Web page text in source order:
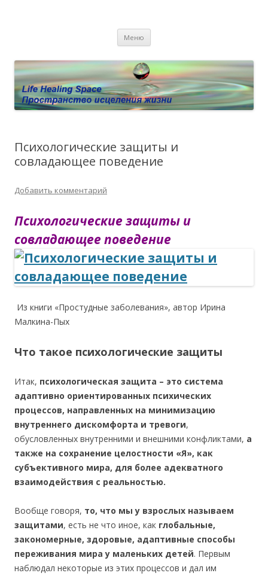
Личный сайт Елены Барымовой
исцелении воспоминанием и ренкарнационике. Услуги.
Меню
Психологические защиты и
совладающее поведение
Добавить комментарий
Психологические защиты и
совладающее поведение
Из книги «Простудные заболевания», автор Ирина
Малкина-Пых
Что такое психологические защиты
Итак, психологическая защита – это система
адаптивно ориентированных психических
процессов, направленных на минимизацию
внутреннего дискомфорта и тревоги,
обусловленных внутренними и внешними конфликтами, а
также на сохранение целостности «Я», как
субъективного мира, для более адекватного
взаимодействия с реальностью.
Вообще говоря, то, что мы у взрослых называем
защитами, есть не что иное, как глобальные,
закономерные, здоровые, адаптивные способы
переживания мира у маленьких детей. Первым
наблюдал некоторые из этих процессов и дал им